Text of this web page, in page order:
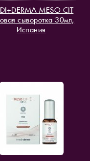
MESO СIT
сыворотка 30мл,
Испания